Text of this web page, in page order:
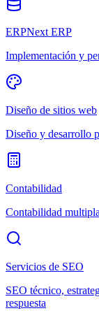
ERPNext ERP
Implementación y
Diseño de sitios web
Diseño y desarrollo
Contabilidad
Contabilidad
Servicios de SEO
SEO técnico,
respuesta